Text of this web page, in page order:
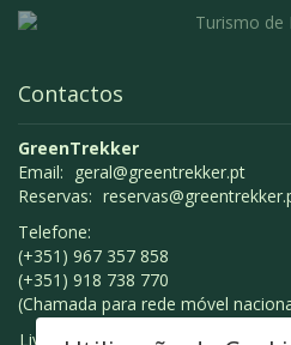
Contactos
GreenTrekker
Email: geral@greentrekker.pt
Reservas:
Telefone:
(+351) 967 357 858
(+351) 918 738 770
(Chamada para rede móvel
Livro de Reclamações